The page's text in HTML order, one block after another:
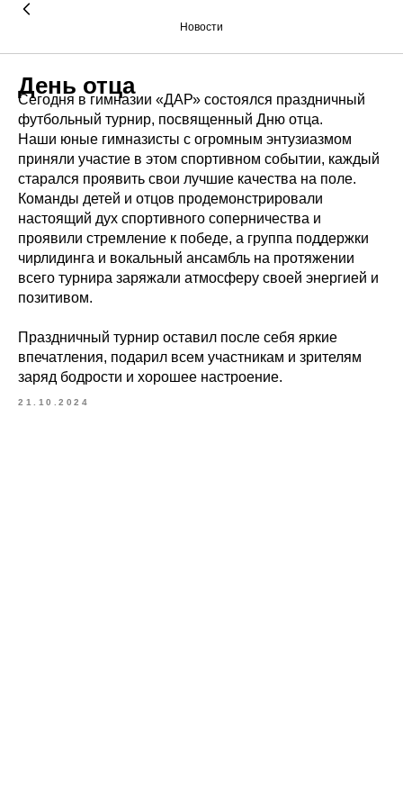
Новости
День отца
Сегодня в гимназии «ДАР» состоялся праздничный
футбольный турнир, посвященный Дню отца.
Наши юные гимназисты с огромным энтузиазмом
приняли участие в этом спортивном событии, каждый
старался проявить свои лучшие качества на поле.
Команды детей и отцов продемонстрировали
настоящий дух спортивного соперничества и
проявили стремление к победе, а группа поддержки
чирлидинга и вокальный ансамбль на протяжении
всего турнира заряжали атмосферу своей энергией и
позитивом.
Праздничный турнир оставил после себя яркие
впечатления, подарил всем участникам и зрителям
заряд бодрости и хорошее настроение.
21.10.2024